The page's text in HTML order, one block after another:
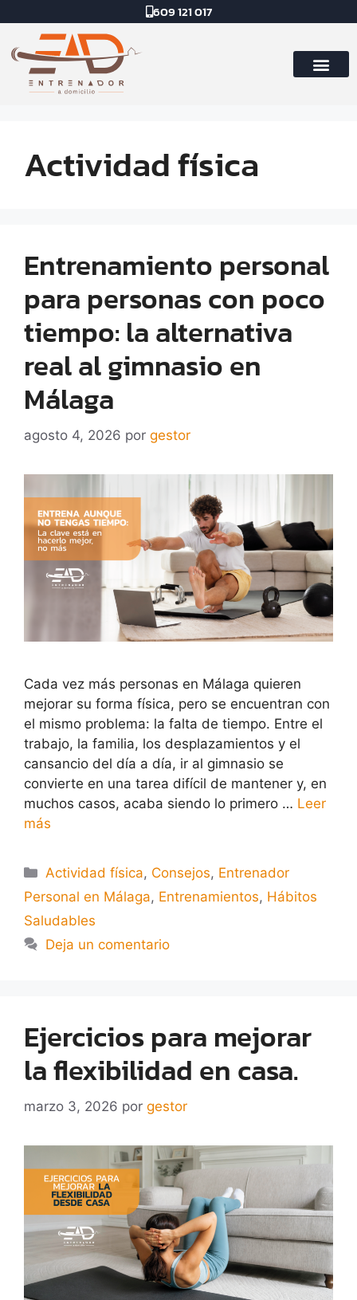
609 121 017
Actividad física
Entrenamiento personal
para personas con poco
tiempo: la alternativa
real al gimnasio en
Málaga
agosto 4, 2026 por gestor
Cada vez más personas en Málaga quieren
mejorar su forma física, pero se encuentran con
el mismo problema: la falta de tiempo. Entre el
trabajo, la familia, los desplazamientos y el
cansancio del día a día, ir al gimnasio se
convierte en una tarea difícil de mantener y, en
muchos casos, acaba siendo lo primero … Leer
más
Actividad física, Consejos, Entrenador
Personal en Málaga, Entrenamientos, Hábitos
Saludables
Deja un comentario
Ejercicios para mejorar
la flexibilidad en casa.
marzo 3, 2026 por gestor